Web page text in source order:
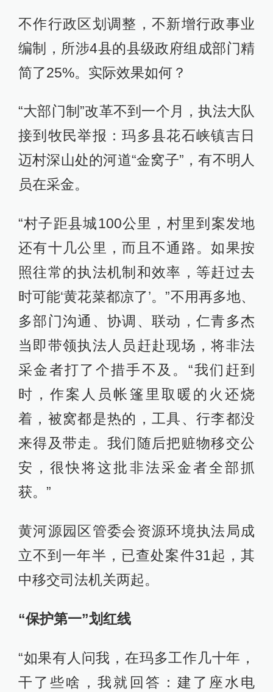
不作行政区划调整，不新增行政事业
编制，所涉4县的县级政府组成部门精
简了25%。实际效果如何？
“大部门制”改革不到一个月，执法大队
接到牧民举报：玛多县花石峡镇吉日
迈村深山处的河道“金窝子”，有不明人
员在采金。
“村子距县城100公里，村里到案发地
还有十几公里，而且不通路。如果按
照往常的执法机制和效率，等赶过去
时可能‘黄花菜都凉了’。”不用再多地、
多部门沟通、协调、联动，仁青多杰
当即带领执法人员赶赴现场，将非法
采金者打了个措手不及。“我们赶到
时，作案人员帐篷里取暖的火还烧
着，被窝都是热的，工具、行李都没
来得及带走。我们随后把赃物移交公
安，很快将这批非法采金者全部抓
获。”
黄河源园区管委会资源环境执法局成
立不到一年半，已查处案件31起，其
中移交司法机关两起。
“保护第一”划红线
“如果有人问我，在玛多工作几十年，
干了些啥，我就回答：建了座水电